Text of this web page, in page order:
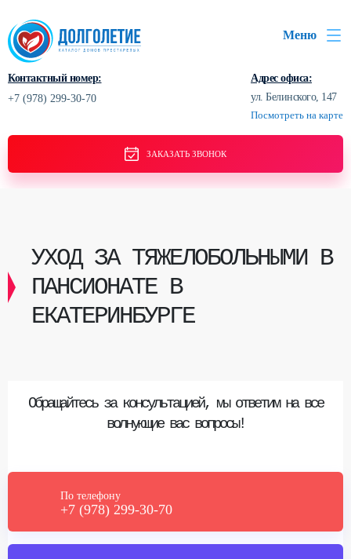
Адрес офиса:
ул. Белинского, 147
Посмотреть на карте
Контактный номер:
+7 (978) 299-30-70
Меню
ЗАКАЗАТЬ ЗВОНОК
УХОД ЗА ТЯЖЕЛОБОЛЬНЫМИ В
ПАНСИОНАТЕ В
ЕКАТЕРИНБУРГЕ
Обращайтесь за консультацией, мы ответим на все
волнующие вас вопросы!
По телефону
+7 (978) 299-30-70